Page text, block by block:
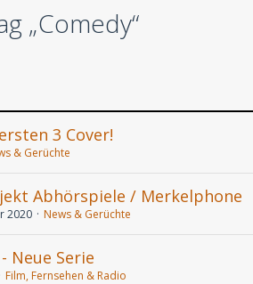
„Comedy“
3 Cover!
& Gerüchte
Abhörspiele / Merkelphone
2020 News & Gerüchte
Neue Serie
Film, Fernsehen & Radio